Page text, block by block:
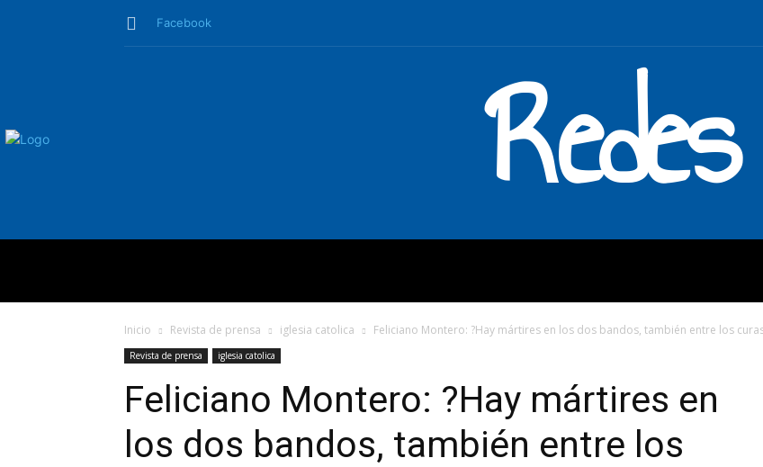
Facebook
Inicio Revista de prensa iglesia catolica Feliciano Montero: ?Hay mártires en los dos bandos, también entre los
Revista de prensa iglesia catolica
Feliciano Montero: ?Hay mártires en
los dos bandos, también entre los